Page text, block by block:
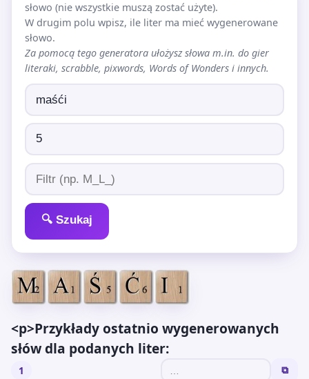
słowo (nie wszystkie muszą zostać użyte).
W drugim polu wpisz, ile liter ma mieć wygenerowane
słowo.
Za pomocą tego generatora ułożysz słowa m.in. do gier
literaki, scrabble, pixwords, Words of Wonders i innych.
🔍 Szukaj
<p>Przykłady ostatnio wygenerowanych
słów dla podanych liter:
1 ⧉